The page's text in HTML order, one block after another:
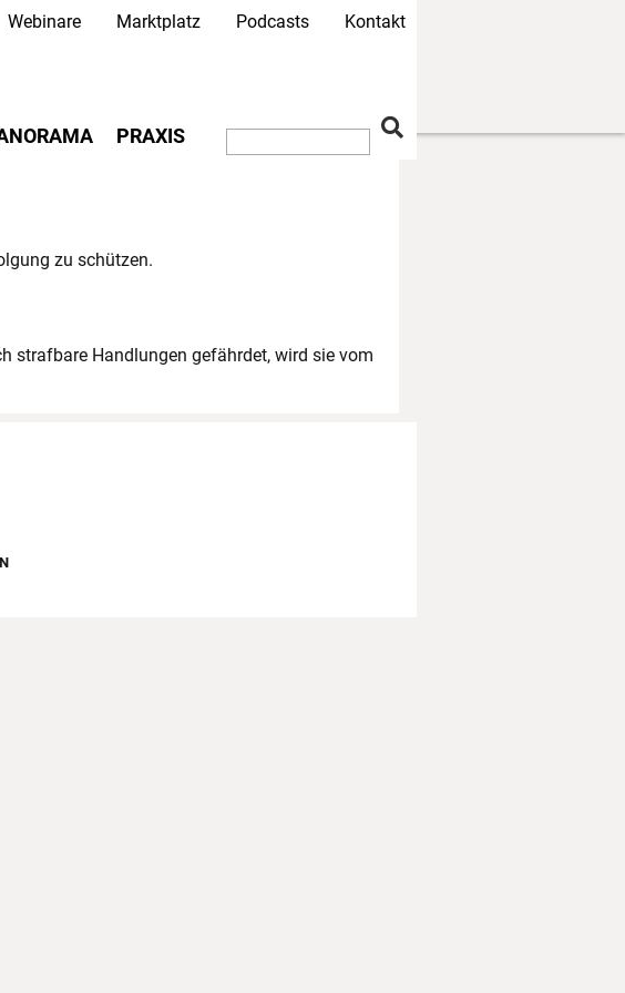
Webinare Marktplatz Podcasts Kontakt
PRAXIS
zu schützen.
strafbare Handlungen gefährdet, wird sie vom